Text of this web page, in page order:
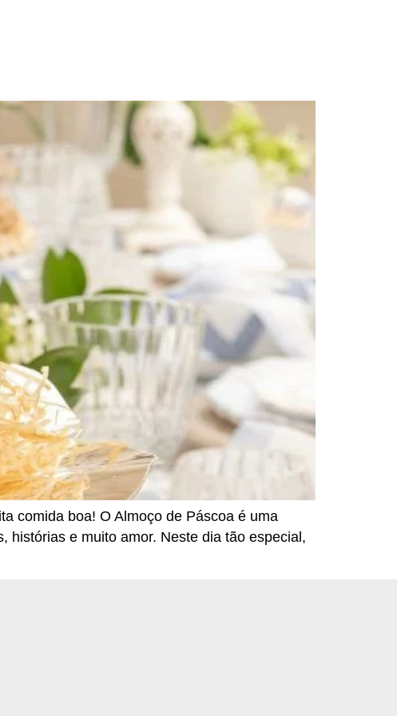
comida boa! O Almoço de Páscoa é uma
histórias e muito amor. Neste dia tão especial,